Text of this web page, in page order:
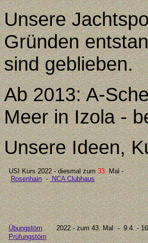
Unsere
Gründen
sind geblieben.
Ab 2013: A-
Meer in Izola -
Unsere Ideen,
USI Kurs 2022- diesmal zum33.Mal-
Rosenhain-NCA Clubhaus
Übungstörn2022- zum43. Mal- 9.4. -
Prüfungstörn